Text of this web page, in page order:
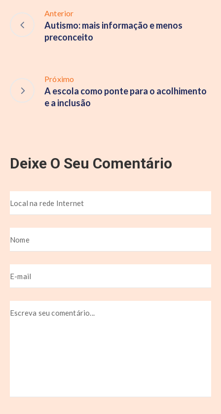
Anterior
Autismo: mais informação e menos
preconceito
Próximo
A escola como ponte para o acolhimento
e a inclusão
Deixe O Seu Comentário